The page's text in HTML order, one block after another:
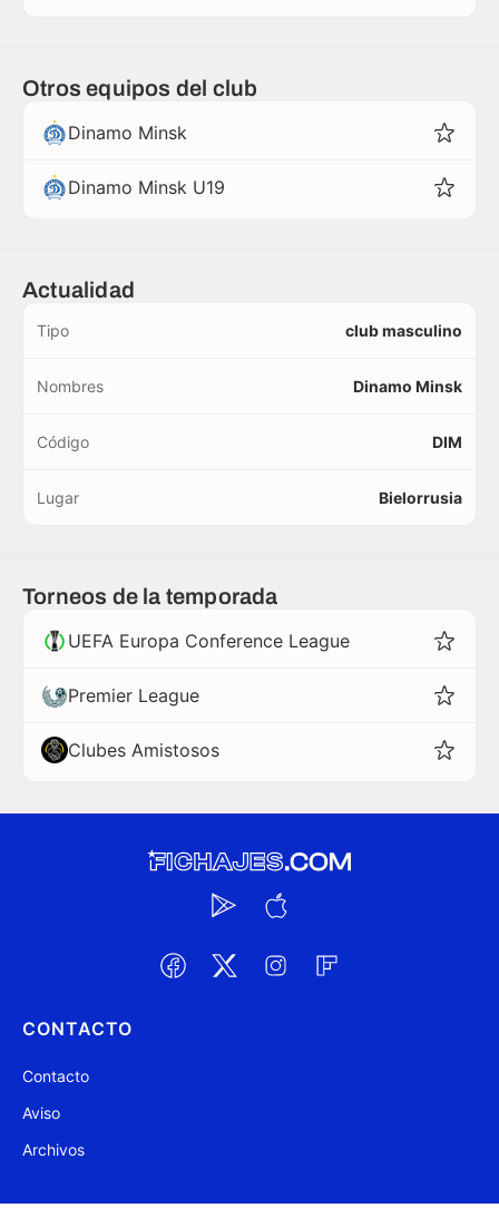
Otros equipos del club
Dinamo Minsk
Dinamo Minsk U19
Actualidad
Tipo club masculino
Nombres Dinamo Minsk
Código DIM
Lugar Bielorrusia
Torneos de la temporada
UEFA Europa Conference League
Premier League
Clubes Amistosos
CONTACTO
Contacto
Aviso
Archivos